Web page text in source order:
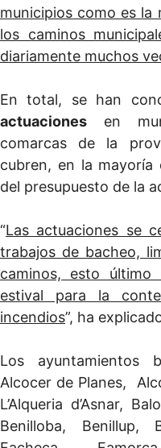
municipios como es la
los caminos
diariamente muchos
En total, se han
actuaciones en
comarcas de la
cubren, en la
del presupuesto de la
“Las actuaciones se
trabajos de bacheo,
caminos, esto último
estival para la
incendios”, ha
Los ayuntamientos
Alcocer de Planes,
L’Alqueria d’Asnar,
Benilloba, Benillup,